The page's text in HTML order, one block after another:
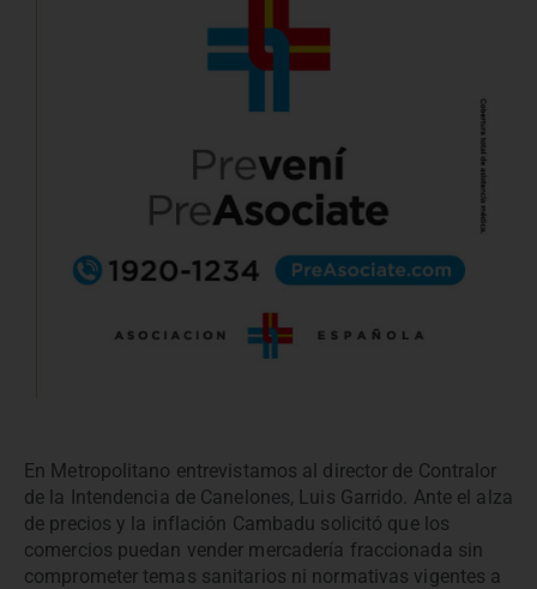
En Metropolitano entrevistamos al director de Contralor
de la Intendencia de Canelones, Luis Garrido. Ante el alza
de precios y la inflación Cambadu solicitó que los
comercios puedan vender mercadería fraccionada sin
comprometer temas sanitarios ni normativas vigentes a